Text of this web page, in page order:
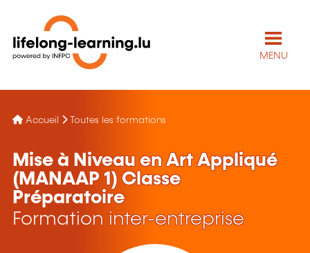
MENU
Accueil Toutes les formations
Mise à Niveau en Art Appliqué
(MANAAP 1) Classe
Préparatoire
Formation inter-entreprise